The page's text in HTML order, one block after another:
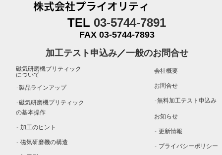
TEL 03-5744-7891
FAX 03-5744-7893
加工テスト申込み／一般のお問合せ
磁気研磨機プリティック
について
－製品ラインアップ
－磁気研磨機プリティック
の基本操作
－ 加工のヒント
－ 磁気研磨機の構造
会社概要
お問合せ
－無料加工テスト申込み
お知らせ
－ 更新情報
－ プライバシーポリシー